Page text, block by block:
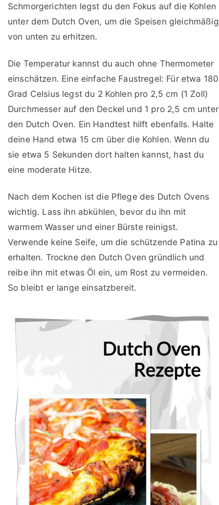
Schmorgerichten legst du den Fokus auf die Kohlen
unter dem Dutch Oven, um die Speisen gleichmäßig
von unten zu erhitzen.
Die Temperatur kannst du auch ohne Thermometer
einschätzen. Eine einfache Faustregel: Für etwa 180
Grad Celsius legst du 2 Kohlen pro 2,5 cm (1 Zoll)
Durchmesser auf den Deckel und 1 pro 2,5 cm unter
den Dutch Oven. Ein Handtest hilft ebenfalls. Halte
deine Hand etwa 15 cm über die Kohlen. Wenn du
sie etwa 5 Sekunden dort halten kannst, hast du
eine moderate Hitze.
Nach dem Kochen ist die Pflege des Dutch Ovens
wichtig. Lass ihn abkühlen, bevor du ihn mit
warmem Wasser und einer Bürste reinigst.
Verwende keine Seife, um die schützende Patina zu
erhalten. Trockne den Dutch Oven gründlich und
reibe ihn mit etwas Öl ein, um Rost zu vermeiden.
So bleibt er lange einsatzbereit.